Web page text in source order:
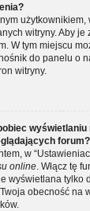
użytkownikiem,
witryny. Aby
W tym miejscu
do panelu o
witryny.
forum?
w
online . Włącz tę
wyświetlana tylko
obecność na